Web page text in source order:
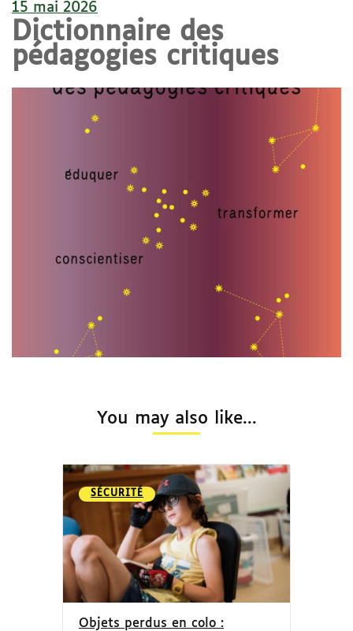
15 mai 2026
Dictionnaire des
pédagogies critiques
You may also like...
SÉCURITÉ
Objets perdus en colo :